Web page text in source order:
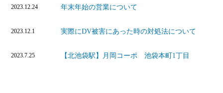
2023.12.24 年末年始の営業について
2023.12.1 実際にDV被害にあった時の対処法について
2023.7.25 【北池袋駅】月岡コーポ 池袋本町1丁目